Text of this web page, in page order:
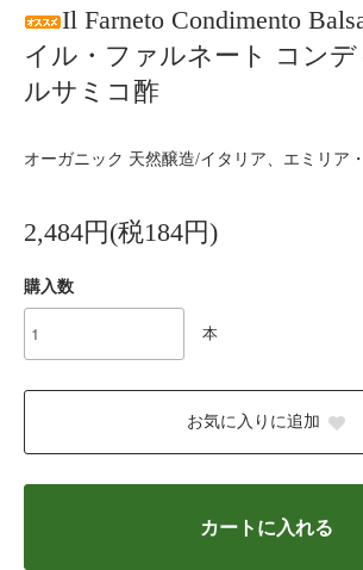
Il Farneto Condimento
イル・ファルネート コン
ルサミコ酢
オーガニック 天然醸造/イタリア、エミリア
2,484円(税184円)
購入数
本
お気に入りに追加
カートに入れる